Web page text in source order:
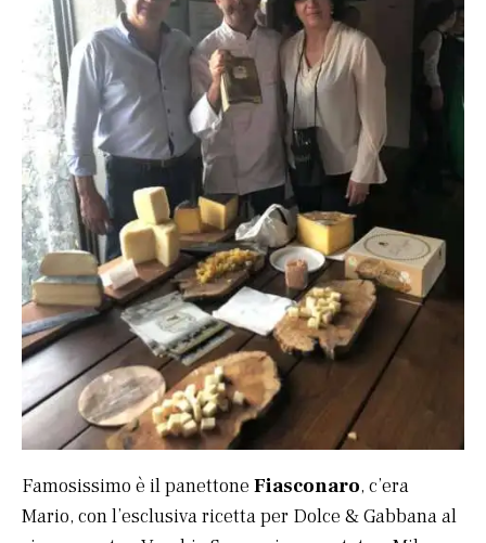
Famosissimo è il panettone Fiasconaro, c’era
Mario, con l’esclusiva ricetta per Dolce & Gabbana al